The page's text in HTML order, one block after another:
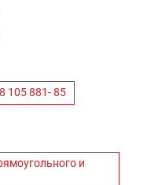
105 881- 85
и